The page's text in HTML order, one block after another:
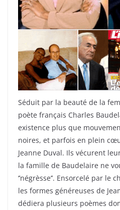
Séduit par la beauté de la
poète français Charles
existence plus que
noires, et parfois en plein
Jeanne Duval. Ils vécurent
la famille de Baudelaire ne
‘’négrèsse’’. Ensorcelé par
les formes généreuses de
dédiera plusieurs poèmes